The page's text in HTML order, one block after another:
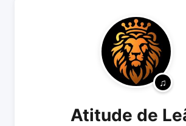
Atitude de